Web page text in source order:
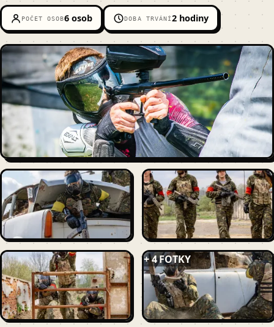
POČET OSOB6 osob DOBA TRVÁNÍ2 hodiny
+ 4 FOTKY